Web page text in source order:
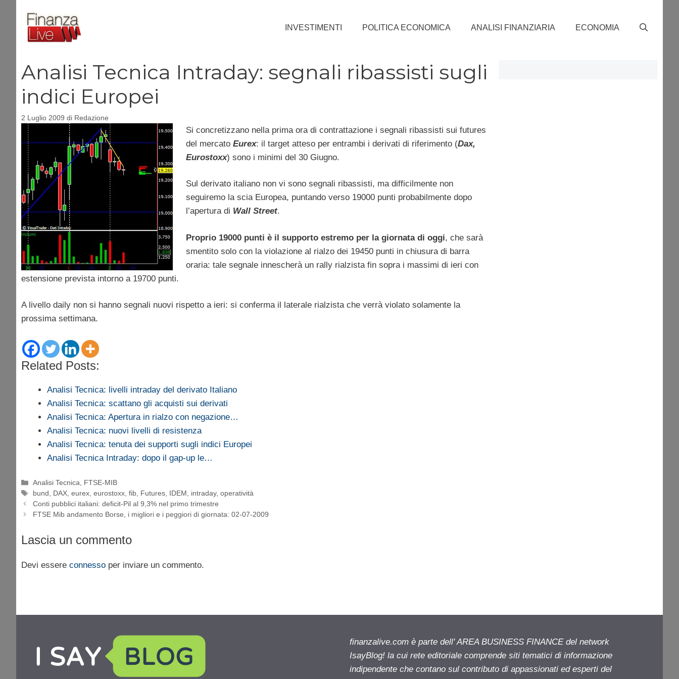
contenuto
INVESTIMENTI POLITICA ECONOMICA ANALISI FINANZIARIA ECONOMIA
Analisi Tecnica Intraday: segnali ribassisti sugli
indici Europei
2 Luglio 2009 di Redazione
Si concretizzano nella prima ora di contrattazione i segnali ribassisti sui futures
del mercato Eurex: il target atteso per entrambi i derivati di riferimento (Dax,
Eurostoxx) sono i minimi del 30 Giugno.
Sul derivato italiano non vi sono segnali ribassisti, ma difficilmente non
seguiremo la scia Europea, puntando verso 19000 punti probabilmente dopo
l’apertura di Wall Street.
Proprio 19000 punti è il supporto estremo per la giornata di oggi, che sarà
smentito solo con la violazione al rialzo dei 19450 punti in chiusura di barra
oraria: tale segnale innescherà un rally rialzista fin sopra i massimi di ieri con
estensione prevista intorno a 19700 punti.
A livello daily non si hanno segnali nuovi rispetto a ieri: si conferma il laterale rialzista che verrà violato solamente la
prossima settimana.
Related Posts:
Analisi Tecnica: livelli intraday del derivato Italiano
Analisi Tecnica: scattano gli acquisti sui derivati
Analisi Tecnica: Apertura in rialzo con negazione…
Analisi Tecnica: nuovi livelli di resistenza
Analisi Tecnica: tenuta dei supporti sugli indici Europei
Analisi Tecnica Intraday: dopo il gap-up le…
Categorie
Analisi Tecnica
FTSE-MIB
Tag
bund DAX ,eurex ,eurostoxx ,fib Futures IDEM intraday,operatività
Conti pubblici italiani: deficit-Pil al 9,3% nel primo trimestre
FTSE Mib andamento Borse, i migliori e i peggiori di giornata: 02-07-2009
Lascia un commento
Devi essere connesso per inviare un commento.
finanzalive.com è parte dell' AREA BUSINESS FINANCE del network
IsayBlog! la cui rete editoriale comprende siti tematici di informazione
indipendente che contano sul contributo di appassionati ed esperti del